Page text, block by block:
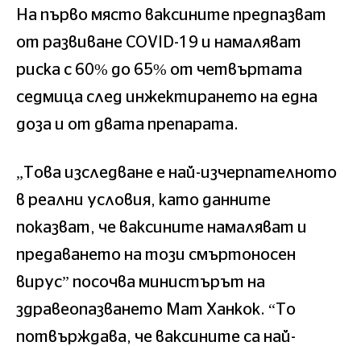
На първо място ваксините предпазват
от развиване COVID-19 и намаляват
риска с 60% до 65% от четвъртата
седмица след инжектирането на една
доза и от двата препарата.
„Това изследване е най-изчерпателното
в реални условия, като данните
показват, че ваксините намаляват и
предаването на този смъртоносен
вирус” посочва министърът на
здравеопазването Мат Ханкок. “То
потвърждава, че ваксините са най-